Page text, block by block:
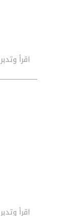
اقرأ وتدبر 789 - آية إذ قال لهم شعيب ألا تتقون
اقرأ وتدبر 786 - آية إلا عبادك منهم المخلصين